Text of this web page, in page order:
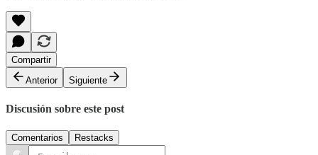
Compartir
Anterior
Siguiente
Discusión sobre este post
Comentarios Restacks